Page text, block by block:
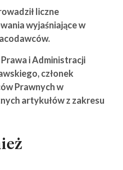
liczne
wyjaśniające w
i Administracji
członek
Prawnych w
artykułów z zakresu